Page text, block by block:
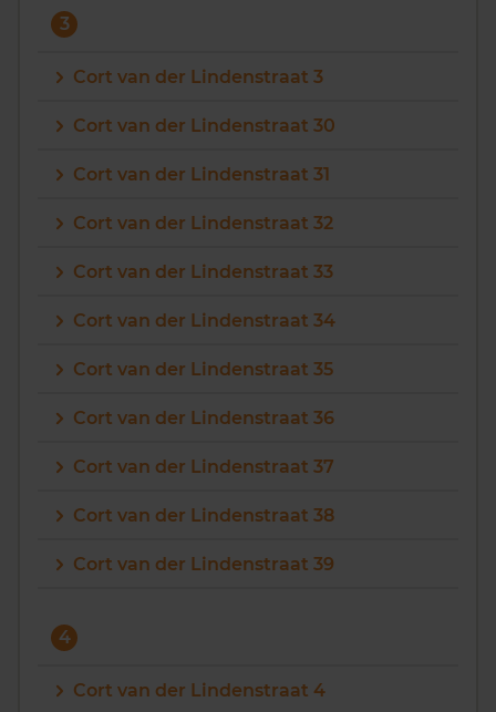
3
Cort van der Lindenstraat 3
Cort van der Lindenstraat 30
Cort van der Lindenstraat 31
Cort van der Lindenstraat 32
Cort van der Lindenstraat 33
Cort van der Lindenstraat 34
Cort van der Lindenstraat 35
Cort van der Lindenstraat 36
Cort van der Lindenstraat 37
Cort van der Lindenstraat 38
Cort van der Lindenstraat 39
4
Cort van der Lindenstraat 4